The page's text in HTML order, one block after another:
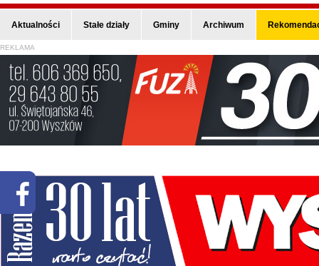
Aktualności Stałe działy Gminy Archiwum
REKLAMA